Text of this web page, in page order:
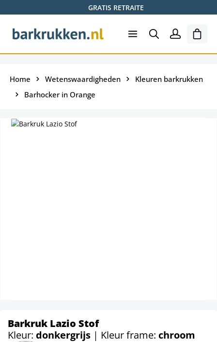
GRATIS RETRAITE
Home Wetenswaardigheden
Kleuren barkrukken
Barhocker in Orange
Barkruk Lazio Stof
Kleur: donkergrijs | Kleur frame: chroom